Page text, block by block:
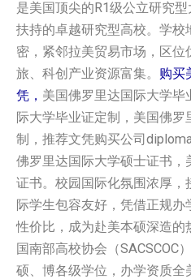
是美国顶尖的R1级公立研究
扶持的卓越研究型高校。学
密，紧邻拉美贸易市场，区
旅、科创产业资源富集。 购买
凭， 美国佛罗里达国际大学
际大学毕业证定制，美国佛
制，推荐文凭购买公司
佛罗里达国际大学硕士证书
证书。校园国际化氛围浓厚
际学生包容友好，凭借正规
性价比，成为赴美本硕深造
国南部高校协会（SACSCOC
硕、博各级学位，办学资质全